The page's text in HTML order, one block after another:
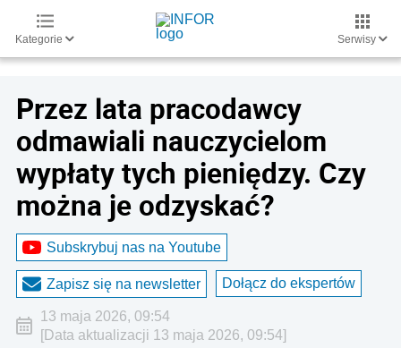
Kategorie Serwisy
Przez lata pracodawcy
odmawiali nauczycielom
wypłaty tych pieniędzy. Czy
można je odzyskać?
Subskrybuj nas na Youtube
Zapisz się na newsletter Dołącz do ekspertów
13 maja 2026, 09:54
[Data aktualizacji 13 maja 2026, 09:54]